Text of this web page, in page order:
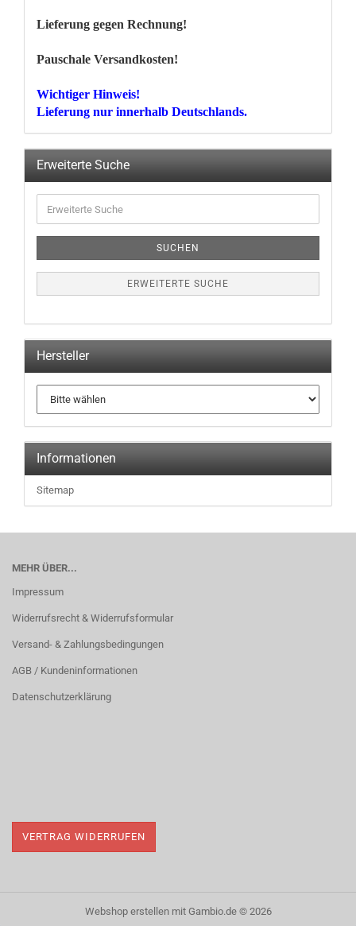
Lieferung gegen Rechnung!
Pauschale Versandkosten!
Wichtiger Hinweis!
Lieferung nur innerhalb Deutschlands.
Erweiterte Suche
Suche
SUCHEN
ERWEITERTE SUCHE
Hersteller
Informationen
Sitemap
MEHR ÜBER...
Impressum
Widerrufsrecht & Widerrufsformular
Versand- & Zahlungsbedingungen
AGB / Kundeninformationen
Datenschutzerklärung
VERTRAG WIDERRUFEN
Webshop erstellenmit Gambio.de © 2026